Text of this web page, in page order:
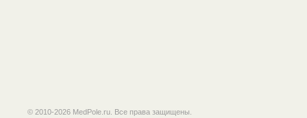
© 2010-2026 MedPole.ru. Все права защищены.